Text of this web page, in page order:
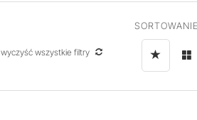
wyczyść wszystkie filtry